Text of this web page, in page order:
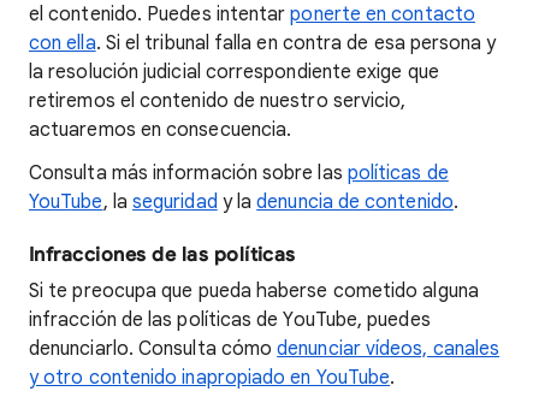
el contenido. Puedes intentarponerte en contacto
con ella. Si el tribunal falla en contra de esa persona y
la resolución judicial correspondiente exige que
retiremos el contenido de nuestro servicio,
actuaremos en consecuencia.
Consulta más información sobre las políticas de
YouTube, la seguridad y ladenuncia de contenido.
Infracciones de las políticas
Si te preocupa que pueda haberse cometido alguna
infracción de las políticas de YouTube, puedes
denunciarlo. Consulta cómodenunciar vídeos, canales
y otro contenido inapropiado en YouTube.